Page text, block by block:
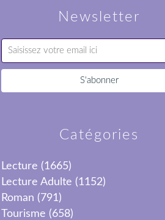
Newsletter
Catégories
Lecture (1665)
Lecture Adulte (1152)
Roman (791)
Tourisme (658)